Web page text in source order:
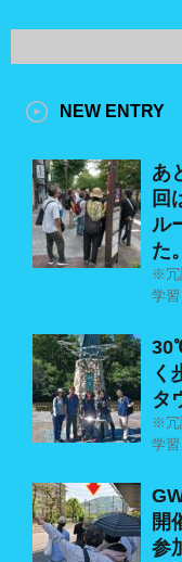
NEW ENTRY
あ
回
ル
た。
※冗
学
く
タ
※冗
学
開
参